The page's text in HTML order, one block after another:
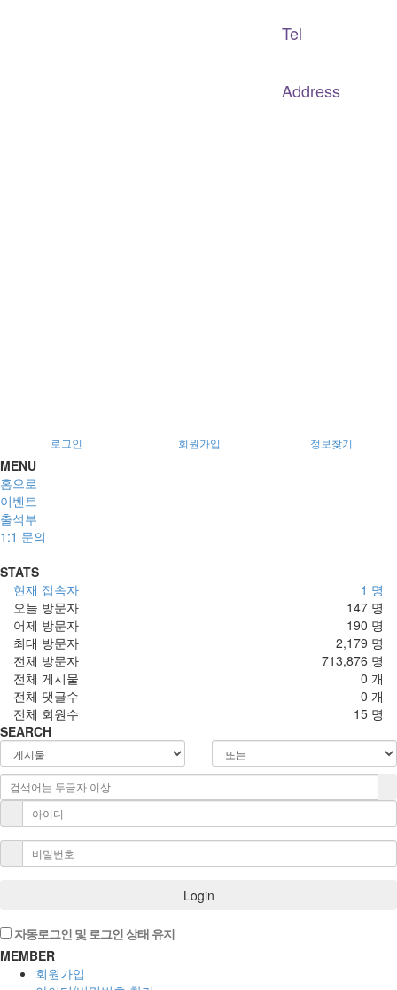
Tel
Address
로그인 회원가입 정보찾기
MENU
홈으로
이벤트
출석부
1:1 문의
STATS
1 명
현재 접속자
147 명
오늘 방문자
190 명
어제 방문자
2,179 명
최대 방문자
713,876 명
전체 방문자
0 개
전체 게시물
0 개
전체 댓글수
15 명
전체 회원수
SEARCH
Login
자동로그인 및 로그인 상태 유지
MEMBER
회원가입